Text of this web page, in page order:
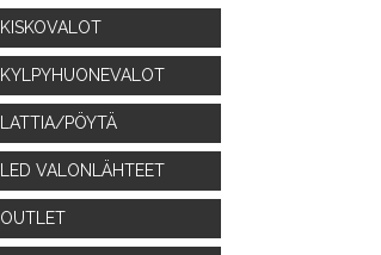
KISKOVALOT
KYLPYHUONEVALOT
LATTIA/PÖYTÄ
LED VALONLÄHTEET
OUTLET